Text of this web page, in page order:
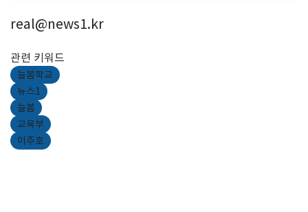
real@news1.kr
관련 키워드
늘봄학교
뉴스1
늘봄
교육부
이주호